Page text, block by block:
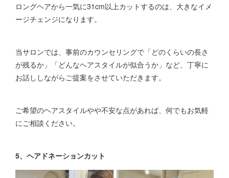
ロングヘアから一気に31cm以上カットするのは、大きなイメ
ージチェンジになります。
当サロンでは、事前のカウンセリングで「どのくらいの長さ
が残るか」「どんなヘアスタイルが似合うか」など、丁寧に
お話ししながらご提案をさせていただきます。
ご希望のヘアスタイルやや不安な点があれば、何でもお気軽
にご相談ください。
5、ヘアドネーションカット